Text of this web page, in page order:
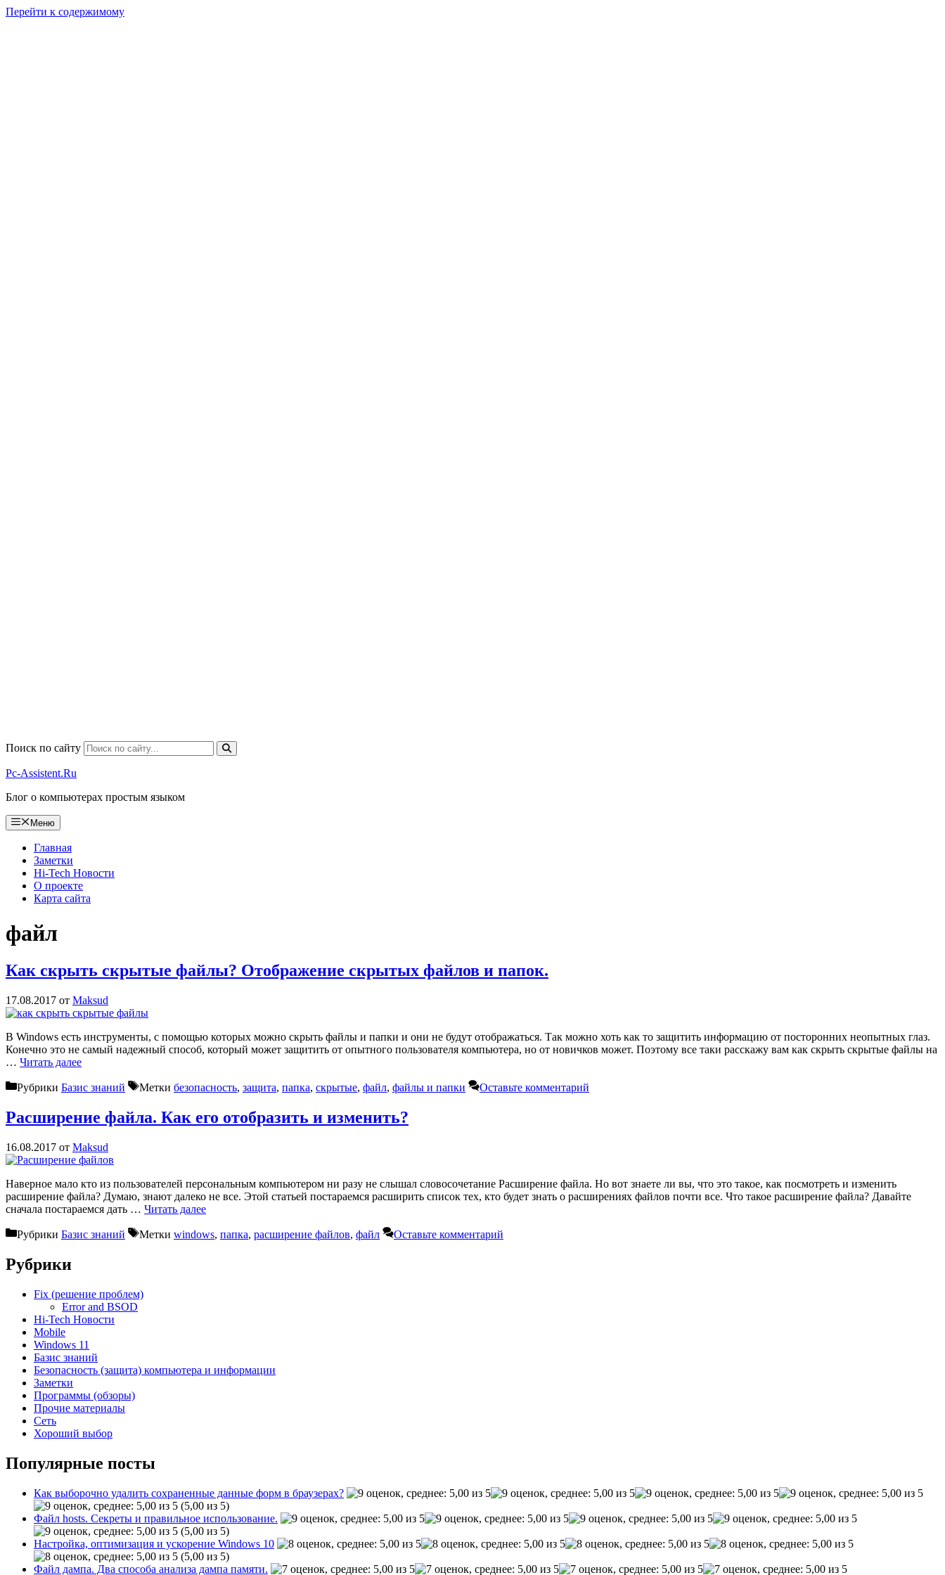
Перейти к содержимому
Поиск по сайту
Pc-Assistent.Ru
Блог о компьютерах простым языком
Меню
Главная
Заметки
Hi-Tech Новости
О проекте
Карта сайта
файл
Как скрыть скрытые файлы? Отображение скрытых файлов и папок.
17.08.2017 от Maksud
В Windows есть инструменты, с помощью которых можно скрыть файлы и папки и они не будут отображаться. Так можно хоть как то защитить информацию от посторонних неопытных глаз.
Конечно это не самый надежный способ, который может защитить от опытного пользователя компьютера, но от новичков может. Поэтому все таки расскажу вам как скрыть скрытые файлы на
… Читать далее
Рубрики Базис знаний Метки безопасность, защита, папка, скрытые, файл, файлы и папки Оставьте комментарий
Расширение файла. Как его отобразить и изменить?
16.08.2017 от Maksud
Наверное мало кто из пользователей персональным компьютером ни разу не слышал словосочетание Расширение файла. Но вот знаете ли вы, что это такое, как посмотреть и изменить
расширение файла? Думаю, знают далеко не все. Этой статьей постараемся расширить список тех, кто будет знать о расширениях файлов почти все. Что такое расширение файла? Давайте
сначала постараемся дать … Читать далее
Рубрики Базис знаний Метки windows, папка, расширение файлов, файл Оставьте комментарий
Рубрики
Fix (решение проблем)
Error and BSOD
Hi-Tech Новости
Mobile
Windows 11
Базис знаний
Безопасность (защита) компьютера и информации
Заметки
Программы (обзоры)
Прочие материалы
Сеть
Хороший выбор
Популярные посты
Как выборочно удалить сохраненные данные форм в браузерах?
(5,00 из 5)
Файл hosts. Секреты и правильное использование.
(5,00 из 5)
Настройка, оптимизация и ускорение Windows 10
(5,00 из 5)
Файл дампа. Два способа анализа дампа памяти.